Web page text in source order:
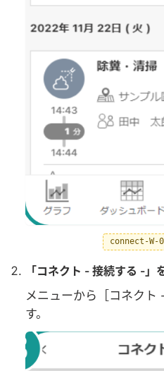
connect-W-
「コネクト - 接続する -」
メニューから［コネク
す。